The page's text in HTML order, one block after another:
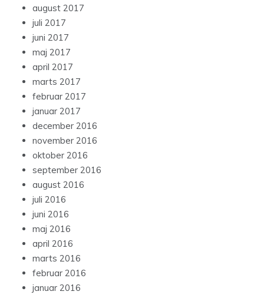
august 2017
juli 2017
juni 2017
maj 2017
april 2017
marts 2017
februar 2017
januar 2017
december 2016
november 2016
oktober 2016
september 2016
august 2016
juli 2016
juni 2016
maj 2016
april 2016
marts 2016
februar 2016
januar 2016